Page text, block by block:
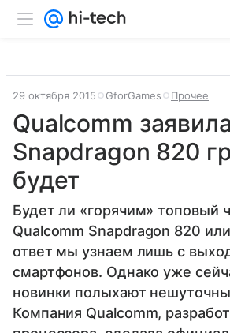
29 октября 2015 GforGames Прочее
Qualcomm
Snapdragon 820
будет
Будет ли «горячим» топовый
Qualcomm Snapdragon 820
ответ мы узнаем лишь с
смартфонов. Однако уже
новинки полыхают
Компания Qualcomm,